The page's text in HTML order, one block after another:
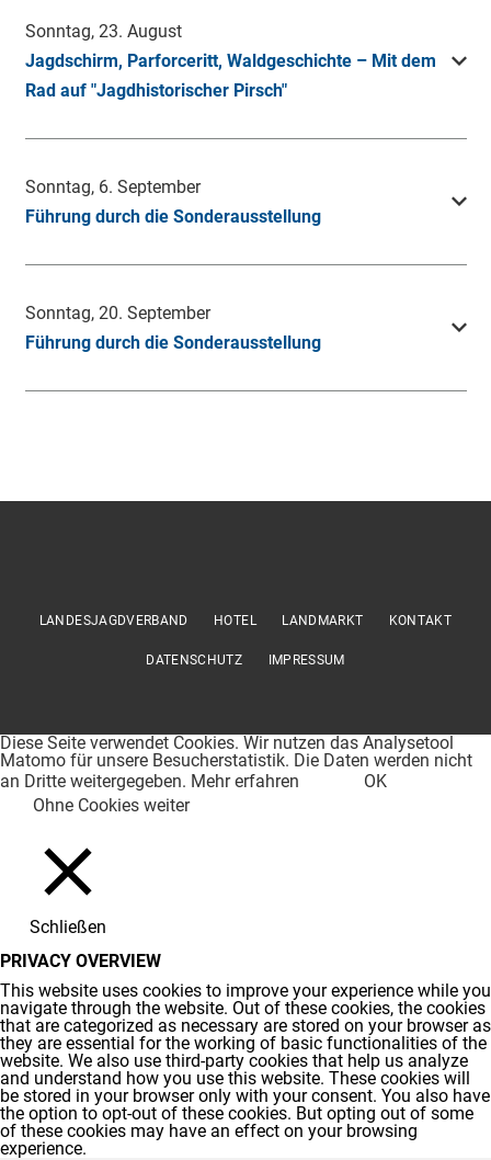
Sonntag, 23. August
Jagdschirm, Parforceritt, Waldgeschichte – Mit dem
Rad auf "Jagdhistorischer Pirsch"
Sonntag, 6. September
Führung durch die Sonderausstellung
Sonntag, 20. September
Führung durch die Sonderausstellung
LANDESJAGDVERBAND HOTEL LANDMARKT KONTAKT
DATENSCHUTZ IMPRESSUM
Diese Seite verwendet Cookies. Wir nutzen das Analysetool
Matomo für unsere Besucherstatistik. Die Daten werden nicht
an Dritte weitergegeben. Mehr erfahren
OK
Ohne Cookies weiter
Schließen
PRIVACY OVERVIEW
This website uses cookies to improve your experience while you
navigate through the website. Out of these cookies, the cookies
that are categorized as necessary are stored on your browser as
they are essential for the working of basic functionalities of the
website. We also use third-party cookies that help us analyze
and understand how you use this website. These cookies will
be stored in your browser only with your consent. You also have
the option to opt-out of these cookies. But opting out of some
of these cookies may have an effect on your browsing
experience.